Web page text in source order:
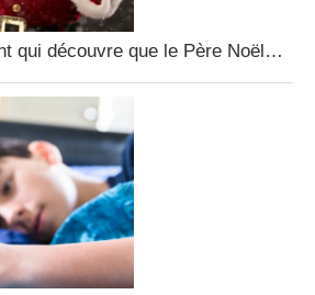
qui découvre que le Père Noël…